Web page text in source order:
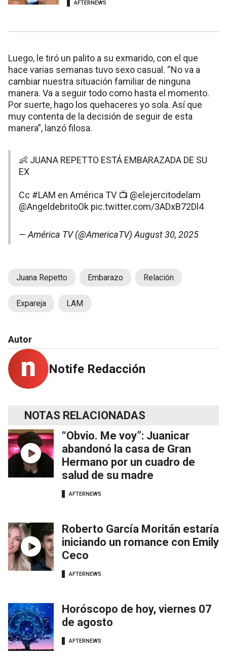
AFTERNEWS
Luego, le tiró un palito a su exmarido, con el que
hace varias semanas tuvo sexo casual. “No va a
cambiar nuestra situación familiar de ninguna
manera. Va a seguir todo como hasta el momento.
Por suerte, hago los quehaceres yo sola. Así que
muy contenta de la decisión de seguir de esta
manera”, lanzó filosa.
👶 JUANA REPETTO ESTÁ EMBARAZADA DE SU
EX
Cc #LAM en América TV 📺 @elejercitodelam
@AngeldebritoOk pic.twitter.com/3ADxB72Dl4
— América TV (@AmericaTV) August 30, 2025
Juana Repetto Embarazo Relación
Expareja LAM
Autor
Notife Redacción
NOTAS RELACIONADAS
“Obvio. Me voy”: Juanicar
abandonó la casa de Gran
Hermano por un cuadro de
salud de su madre
AFTERNEWS
Roberto García Moritán estaría
iniciando un romance con Emily
Ceco
AFTERNEWS
Horóscopo de hoy, viernes 07
de agosto
AFTERNEWS